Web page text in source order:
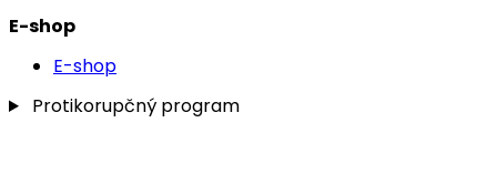
E-shop
E-shop
Protikorupčný program